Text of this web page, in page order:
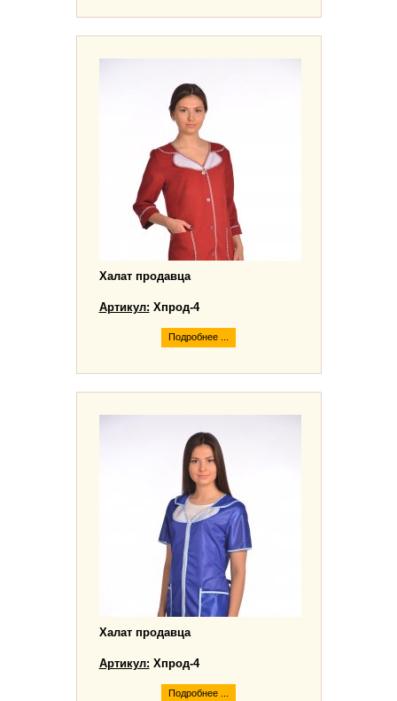
Халат продавца
Артикул: Хпрод-4
Подробнее ...
Халат продавца
Артикул: Хпрод-4
Подробнее ...